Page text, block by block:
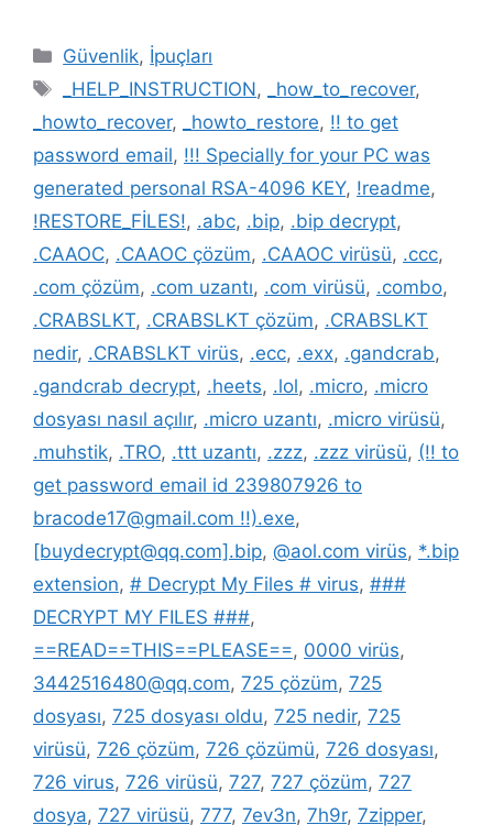
Kategoriler
Güvenlik, İpuçları
Etiketler
_HELP_INSTRUCTION, _how_to_recover,
_howto_recover, _howto_restore, !! to get
password email, !!! Specially for your PC was
generated personal RSA-4096 KEY, !readme,
!RESTORE_FİLES!, .abc, .bip, .bip decrypt,
.CAAOC, .CAAOC çözüm, .CAAOC virüsü, .ccc,
.com çözüm, .com uzantı, .com virüsü, .combo,
.CRABSLKT, .CRABSLKT çözüm, .CRABSLKT
nedir, .CRABSLKT virüs, .ecc, .exx, .gandcrab,
.gandcrab decrypt, .heets, .lol, .micro, .micro
dosyası nasıl açılır, .micro uzantı, .micro virüsü,
.muhstik, .TRO, .ttt uzantı, .zzz, .zzz virüsü, (!! to
get password email id 239807926 to
bracode17@gmail.com !!).exe,
[buydecrypt@qq.com].bip, @aol.com virüs, *.bip
extension, # Decrypt My Files # virus, ###
DECRYPT MY FILES ###,
==READ==THIS==PLEASE==, 0000 virüs,
3442516480@qq.com, 725 çözüm, 725
dosyası, 725 dosyası oldu, 725 nedir, 725
virüsü, 726 çözüm, 726 çözümü, 726 dosyası,
726 virus, 726 virüsü, 727, 727 çözüm, 727
dosya, 727 virüsü, 777, 7ev3n, 7h9r, 7zipper,